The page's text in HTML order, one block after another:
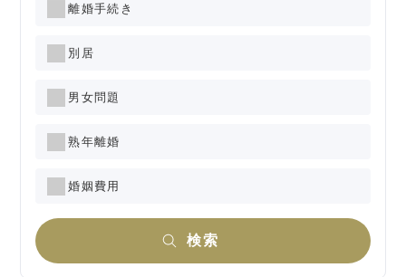
離婚手続き
別居
男女問題
熟年離婚
婚姻費用
検索